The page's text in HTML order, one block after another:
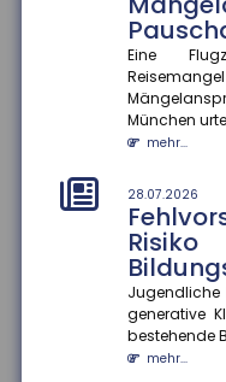
Eine
München
mehr...
28.07.2026
Jugendliche
generative
bestehende
mehr...
Smart
Verbraucher
können,
teilen. Im
mehr...
25.07.2026
Der
an. Demnach
zum 18.
mehr...
25.07.2026
Anzahl